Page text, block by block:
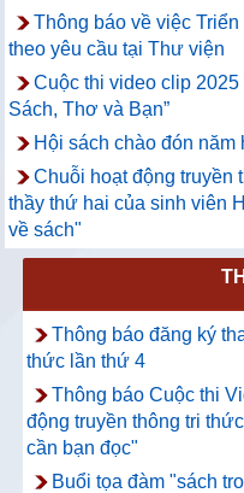
Thông báo về việc
theo yêu cầu tại Thư viện
Cuộc thi video clip
Sách, Thơ và Bạn”
Hội sách chào đón
Chuỗi hoạt động truyền
thầy thứ hai của sinh viên
về sách"
Thông báo đăng ký
thức lần thứ 4
Thông báo Cuộc thi
động truyền thông tri
cần bạn đọc"
Buổi tọa đàm "sách